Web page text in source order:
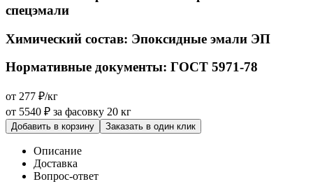
спецэмали
Химический состав: Эпоксидные эмали ЭП
Нормативные документы: ГОСТ 5971-78
от 277 ₽/кг
от 5540 ₽ за фасовку 20 кг
Добавить в корзину Заказать в один клик
Описание
Доставка
Вопрос-ответ